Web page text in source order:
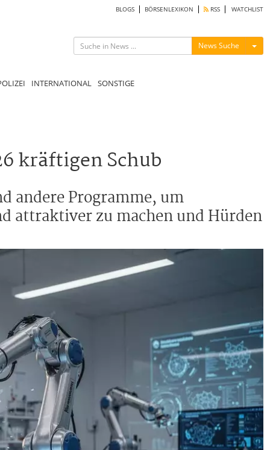
BLOGS BÖRSENLEXIKON RSS WATCHLIST
News Suche
INTERNATIONAL SONSTIGE
kräftigen Schub
andere Programme, um
attraktiver zu machen und Hürden